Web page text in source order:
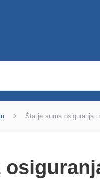
Šta je suma osiguranja